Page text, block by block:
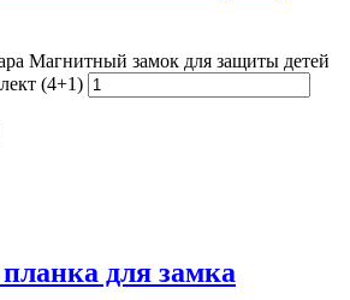
Магнитный замок для защиты детей
(4+1)
для замка